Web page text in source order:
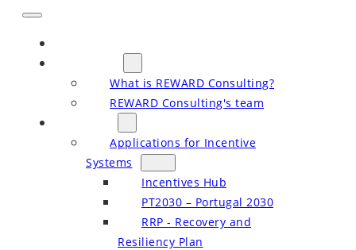
What is REWARD Consulting?
REWARD Consulting's team
Applications for Incentive
Systems
Incentives Hub
PT2030 – Portugal 2030
RRP - Recovery and
Resiliency Plan